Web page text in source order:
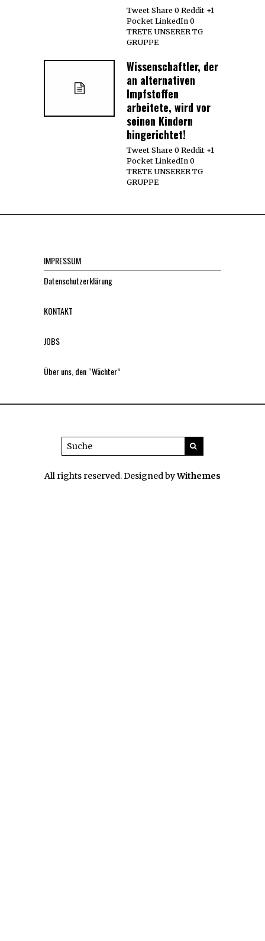
Tweet Share 0 Reddit +1
Pocket LinkedIn 0
TRETE UNSERER TG
GRUPPE
Wissenschaftler, der
an alternativen
Impfstoffen
arbeitete, wird vor
seinen Kindern
hingerichtet!
Tweet Share 0 Reddit +1
Pocket LinkedIn 0
TRETE UNSERER TG
GRUPPE
IMPRESSUM
Datenschutzerklärung
KONTAKT
JOBS
Über uns, den “Wächter”
All rights reserved. Designed byWithemes